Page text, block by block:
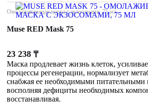
Омолаживающая маска с экзосомами, 75 мл
Muse RED Mask 75
23 238 ₸
Маска продлевает жизнь клеток,
процессы регенерации, нормализует
снабжая ее необходимыми питательными
восполняя дефициты необходимых
восстанавливая.